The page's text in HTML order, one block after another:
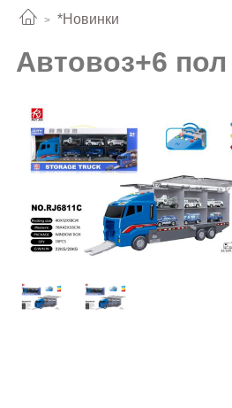
*Новинки
Автовоз+6